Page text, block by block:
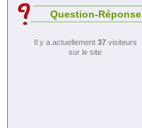
Question-Réponse
Il y a actuellement 37visiteurs
sur le site